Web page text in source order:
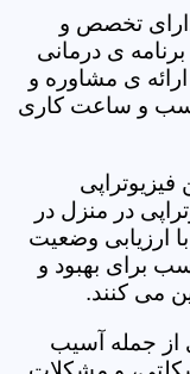
تخصص و
ی درمانی
ی مشاوره و
و ساعت کاری
در منزل در
ارزیابی وضعیت
برای بهبود و
می کنند.
از جمله آسیب